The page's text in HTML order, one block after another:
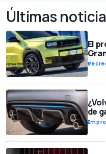
Últimas
El
de